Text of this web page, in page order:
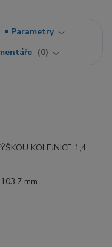
Parametry
0
KOLEJNICE 1,4
mm